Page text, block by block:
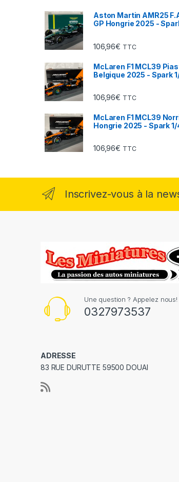
Aston Martin AMR25
GP Hongrie 2025 -
106,96€ TTC
McLaren F1 MCL39
Belgique 2025 - Spark
106,96€ TTC
McLaren F1 MCL39
Hongrie 2025 - Spark 1/
106,96€ TTC
Inscrivez-vous à la
Une question ? Appelez nous!
0327973537
ADRESSE
83 RUE DURUTTE 59500 DOUAI